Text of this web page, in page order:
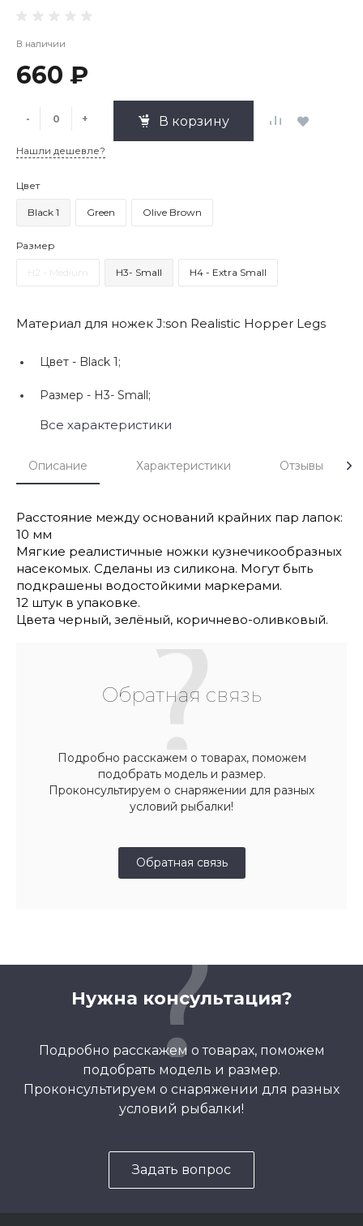
В наличии
660 ₽
- + В корзину
Нашли дешевле?
Цвет
Black 1 Green Olive Brown
Размер
H3- Small H4 - Extra Small
Материал для ножек J:son Realistic Hopper Legs
Цвет - Black 1;
Размер - H3- Small;
Все характеристики
Описание Характеристики Отзывы
Расстояние между оснований крайних пар лапок:
10 мм
Мягкие реалистичные ножки кузнечикообразных
насекомых. Сделаны из силикона. Могут быть
подкрашены водостойкими маркерами.
12 штук в упаковке.
Цвета черный, зелёный, коричнево-оливковый.
Обратная связь
Подробно расскажем о товарах, поможем
подобрать модель и размер.
Проконсультируем о снаряжении для разных
условий рыбалки!
Обратная связь
Нужна консультация?
Подробно расскажем о товарах, поможем
подобрать модель и размер.
Проконсультируем о снаряжении для разных
условий рыбалки!
Задать вопрос